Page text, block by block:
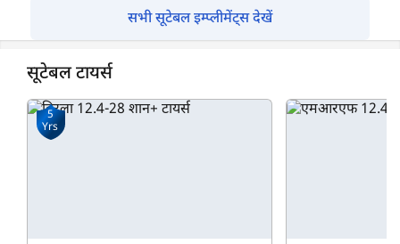
सभी सूटेबल इम्प्लीमेंट्स देखें
सूटेबल टायर्स
5
Yrs